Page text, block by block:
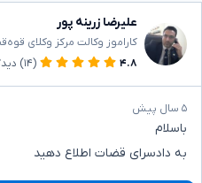
علیرضا زرینه پور
کاراموز وکالت مرکز وکلای
۴.۸
(۱۴)
۵ سال پیش
باسلام
به دادسرای قضات اطلاع دهید